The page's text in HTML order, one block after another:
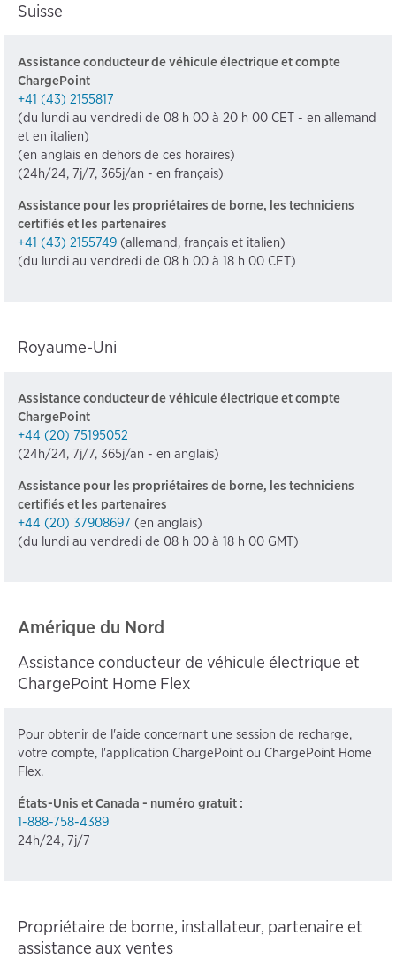
Suisse
Assistance conducteur de véhicule électrique et compte
ChargePoint
+41 (43) 2155817
(du lundi au vendredi de 08 h 00 à 20 h 00 CET - en allemand
et en italien)
(en anglais en dehors de ces horaires)
(24h/24, 7j/7, 365j/an - en français)
Assistance pour les propriétaires de borne, les techniciens
certifiés et les partenaires
+41 (43) 2155749 (allemand, français et italien)
(du lundi au vendredi de 08 h 00 à 18 h 00 CET)
Royaume-Uni
Assistance conducteur de véhicule électrique et compte
ChargePoint
+44 (20) 75195052
(24h/24, 7j/7, 365j/an - en anglais)
Assistance pour les propriétaires de borne, les techniciens
certifiés et les partenaires
+44 (20) 37908697 (en anglais)
(du lundi au vendredi de 08 h 00 à 18 h 00 GMT)
Amérique du Nord
Assistance conducteur de véhicule électrique et
ChargePoint Home Flex
Pour obtenir de l'aide concernant une session de recharge,
votre compte, l'application ChargePoint ou ChargePoint Home
Flex.
États-Unis et Canada - numéro gratuit :
1-888-758-4389
24h/24, 7j/7
Propriétaire de borne, installateur, partenaire et
assistance aux ventes